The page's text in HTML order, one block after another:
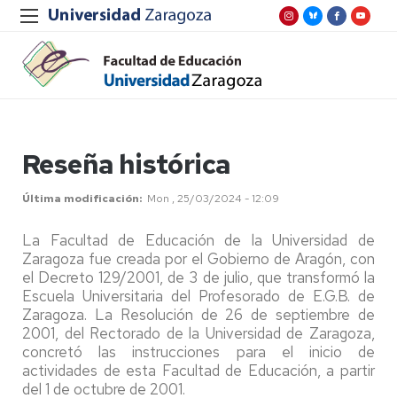
Reseña histórica
Última modificación Mon , 25/03/2024 - 12:09
La Facultad de Educación de la Universidad de
Zaragoza fue creada por el Gobierno de Aragón, con
el Decreto 129/2001, de 3 de julio, que transformó la
Escuela Universitaria del Profesorado de E.G.B. de
Zaragoza. La Resolución de 26 de septiembre de
2001, del Rectorado de la Universidad de Zaragoza,
concretó las instrucciones para el inicio de
actividades de esta Facultad de Educación, a partir
del 1 de octubre de 2001.